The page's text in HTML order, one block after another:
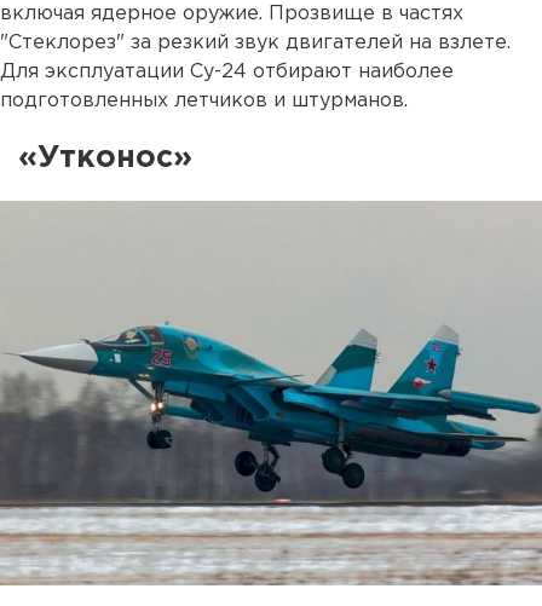
включая ядерное оружие. Прозвище в частях
"Стеклорез" за резкий звук двигателей на взлете.
Для эксплуатации Су-24 отбирают наиболее
подготовленных летчиков и штурманов.
«Утконос»